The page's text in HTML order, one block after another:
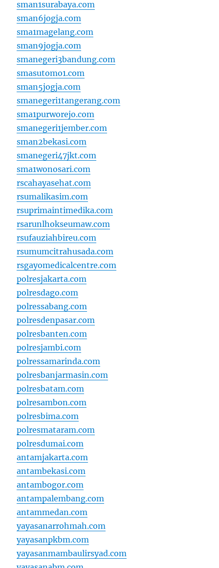
sman1surabaya.com
sman6jogja.com
sma1magelang.com
sman9jogja.com
smanegeri3bandung.com
smasutomo1.com
sman5jogja.com
smanegeri1tangerang.com
sma1purworejo.com
smanegeri1jember.com
sman2bekasi.com
smanegeri47jkt.com
sma1wonosari.com
rscahayasehat.com
rsumalikasim.com
rsuprimaintimedika.com
rsarunlhokseumaw.com
rsufauziahbireu.com
rsumumcitrahusada.com
rsgayomedicalcentre.com
polresjakarta.com
polresdago.com
polressabang.com
polresdenpasar.com
polresbanten.com
polresjambi.com
polressamarinda.com
polresbanjarmasin.com
polresbatam.com
polresambon.com
polresbima.com
polresmataram.com
polresdumai.com
antamjakarta.com
antambekasi.com
antambogor.com
antampalembang.com
antammedan.com
yayasanarrohmah.com
yayasanpkbm.com
yayasanmambaulirsyad.com